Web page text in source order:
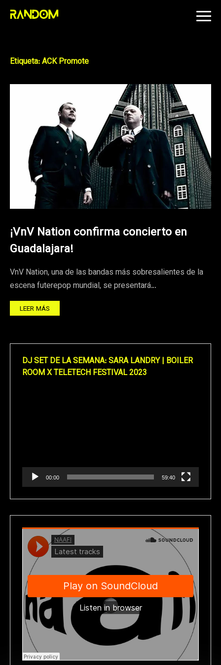
Skip
Etiqueta:ACK Promote
¡VnV Nation confirma concierto en
Guadalajara!
VnV Nation, una de las bandas más sobresalientes de la
escena futerepop mundial, se presentará…
LEER MÁS
DJ SET DE LA SEMANA: SARA LANDRY | BOILER
ROOM X TELETECH FESTIVAL 2023
00:00 59:40